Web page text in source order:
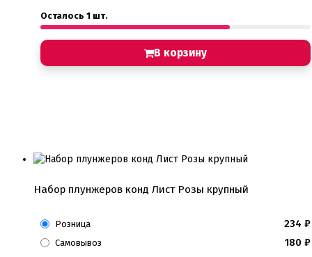
Осталось 1 шт.
В корзину
Набор плунжеров конд Лист Розы крупный
Розница 234 ₽
Самовывоз 180 ₽